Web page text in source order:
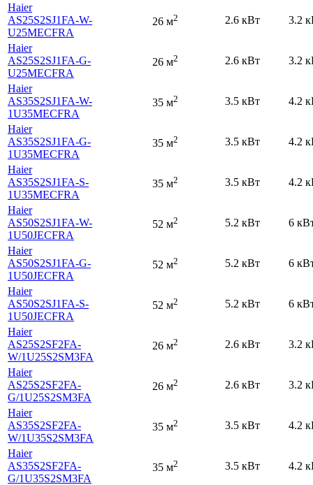
Haier
AS25S2SJ1FA-W-
U25MECFRA
26 м2 2.6 кВт 3.2
Haier
AS25S2SJ1FA-G-
U25MECFRA
26 м2 2.6 кВт 3.2
Haier
AS35S2SJ1FA-W-
1U35MECFRA
35 м2 3.5 кВт 4.2
Haier
AS35S2SJ1FA-G-
1U35MECFRA
35 м2 3.5 кВт 4.2
Haier
AS35S2SJ1FA-S-
1U35MECFRA
35 м2 3.5 кВт 4.2
Haier
AS50S2SJ1FA-W-
1U50JECFRA
52 м2 5.2 кВт 6
Haier
AS50S2SJ1FA-G-
1U50JECFRA
52 м2 5.2 кВт 6
Haier
AS50S2SJ1FA-S-
1U50JECFRA
52 м2 5.2 кВт 6
Haier
AS25S2SF2FA-
W/1U25S2SM3FA
26 м2 2.6 кВт 3.2
Haier
AS25S2SF2FA-
G/1U25S2SM3FA
26 м2 2.6 кВт 3.2
Haier
AS35S2SF2FA-
W/1U35S2SM3FA
35 м2 3.5 кВт 4.2
Haier
AS35S2SF2FA-
G/1U35S2SM3FA
35 м2 3.5 кВт 4.2